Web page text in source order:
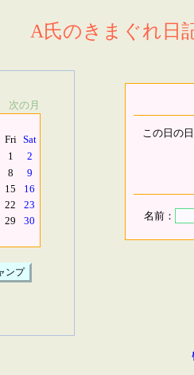
A氏のきまぐれ日
次の月
Fri Sat
1
2
8
9
15
16
22
23
29
30
この日の
名前：